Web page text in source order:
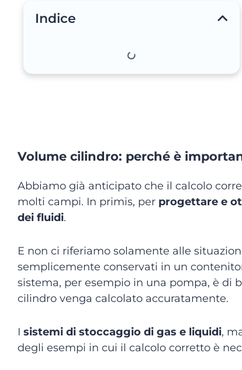
Indice
Volume cilindro: perché è
Abbiamo già anticipato che il calcolo
molti campi. In primis, per progettare e
dei fluidi.
E non ci riferiamo solamente alle
semplicemente conservati in un
sistema, per esempio in una pompa, è di
cilindro venga calcolato accuratamente.
I sistemi di stoccaggio di gas e liquidi,
degli esempi in cui il calcolo corretto è